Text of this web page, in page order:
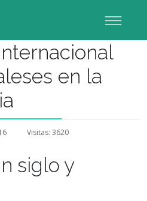
en la
Visitas: 3620
siglo y